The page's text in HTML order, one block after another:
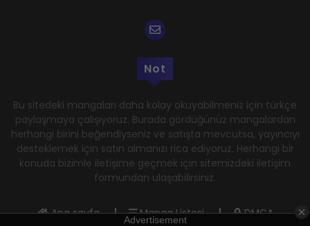
Not
Bu sitedeki mangaları daha kolay okuyabilmeniz için türkçe
paylaşmaya çalışıyoruz. Burada gördüğünüz mangalardan
herhangi birini beğendiyseniz ve satışta mevcutsa, yayıncıyı
desteklemek için satın almanızı rica ediyoruz. Herhangi bir
konuda bizimle iletişime geçmek için sitemizdeki iletişim
formundan ulaşabilirsiniz.
Ana sayfa Manga Listesi
DMCA